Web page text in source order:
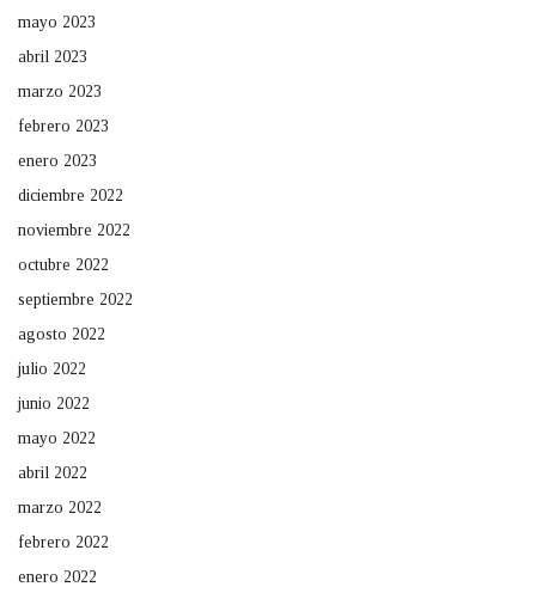
mayo 2023
abril 2023
marzo 2023
febrero 2023
enero 2023
diciembre 2022
noviembre 2022
octubre 2022
septiembre 2022
agosto 2022
julio 2022
junio 2022
mayo 2022
abril 2022
marzo 2022
febrero 2022
enero 2022